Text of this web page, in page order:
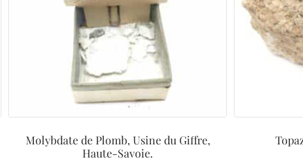
Molybdate de Plomb, Usine du Giffre,
Haute-Savoie.